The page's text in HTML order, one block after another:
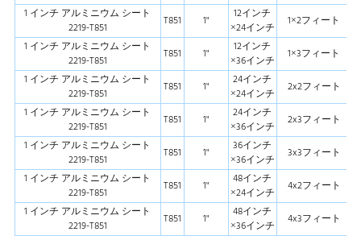
1 インチ アルミニウム シート
2219-T851
T851 1"
12インチ
×24インチ
1×2フィート
1 インチ アルミニウム シート
2219-T851
T851 1"
12インチ
×36インチ
1×3フィート
1 インチ アルミニウム シート
2219-T851
T851 1"
24インチ
×24インチ
2x2フィート
1 インチ アルミニウム シート
2219-T851
T851 1"
24インチ
×36インチ
2x3フィート
1 インチ アルミニウム シート
2219-T851
T851 1"
36インチ
×36インチ
3x3フィート
1 インチ アルミニウム シート
2219-T851
T851 1"
48インチ
×24インチ
4x2フィート
1 インチ アルミニウム シート
2219-T851
T851 1"
48インチ
×36インチ
4x3フィート